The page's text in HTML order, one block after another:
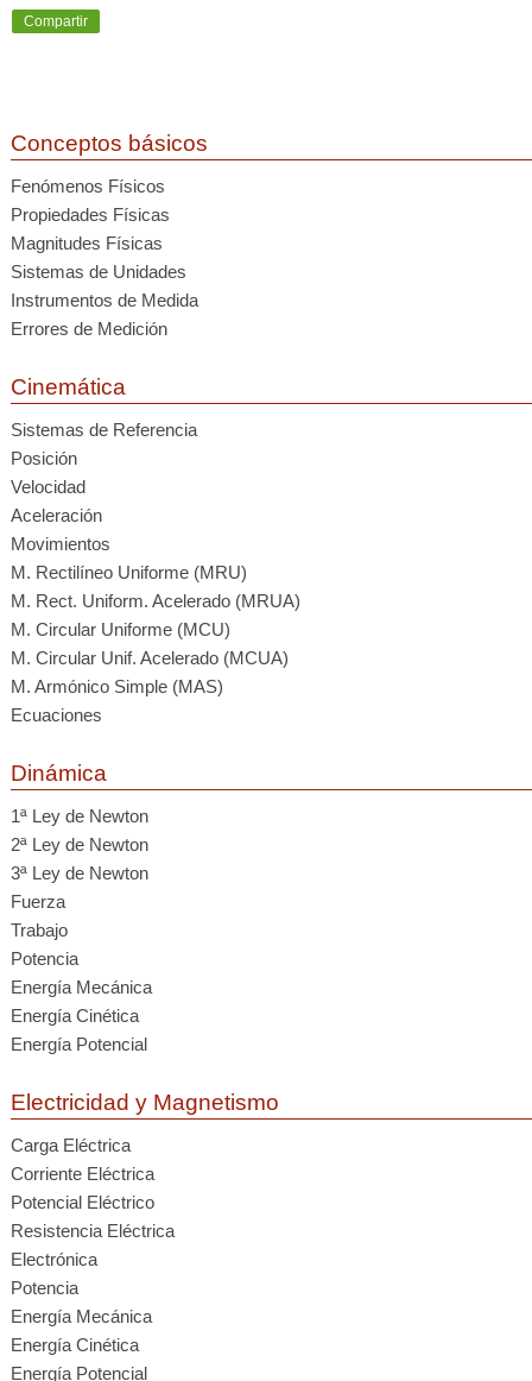
Compartir
Conceptos básicos
Fenómenos Físicos
Propiedades Físicas
Magnitudes Físicas
Sistemas de Unidades
Instrumentos de Medida
Errores de Medición
Cinemática
Sistemas de Referencia
Posición
Velocidad
Aceleración
Movimientos
M. Rectilíneo Uniforme (MRU)
M. Rect. Uniform. Acelerado (MRUA)
M. Circular Uniforme (MCU)
M. Circular Unif. Acelerado (MCUA)
M. Armónico Simple (MAS)
Ecuaciones
Dinámica
1ª Ley de Newton
2ª Ley de Newton
3ª Ley de Newton
Fuerza
Trabajo
Potencia
Energía Mecánica
Energía Cinética
Energía Potencial
Electricidad y Magnetismo
Carga Eléctrica
Corriente Eléctrica
Potencial Eléctrico
Resistencia Eléctrica
Electrónica
Potencia
Energía Mecánica
Energía Cinética
Energía Potencial